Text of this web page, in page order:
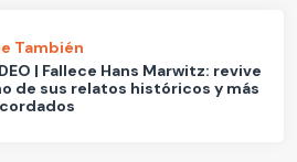
También
| Fallece Hans Marwitz: revive
de sus relatos históricos y más